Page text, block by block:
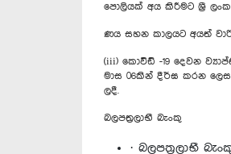
පොලියක් අය කිරීමට ශ්‍රී
ණය සහන කාලයට අයත්
(iii) කොවිඩ් -19 දෙවන
මාස 06කින් දීර්ඝ කරන ලෙස
ලදී.
බලපත්‍රලාභී බැංකු
· බලපත්‍රලාභී